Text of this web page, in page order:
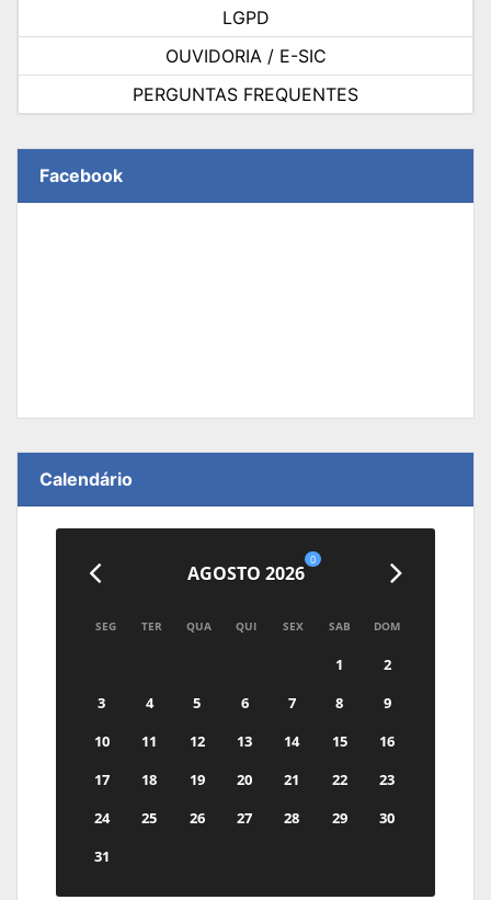
LGPD
OUVIDORIA / E-SIC
PERGUNTAS FREQUENTES
Facebook
Calendário
AGOSTO 2026
0
SEG TER QUA QUI SEX SAB DOM
1
2
3
4 5 6 7 8
9
10
11 12 13 14 15
16
17
18 19 20 21 22
23
24
25 26 27 28 29
30
31